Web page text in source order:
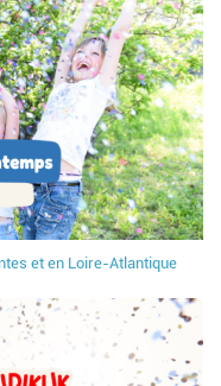
et en Loire-Atlantique